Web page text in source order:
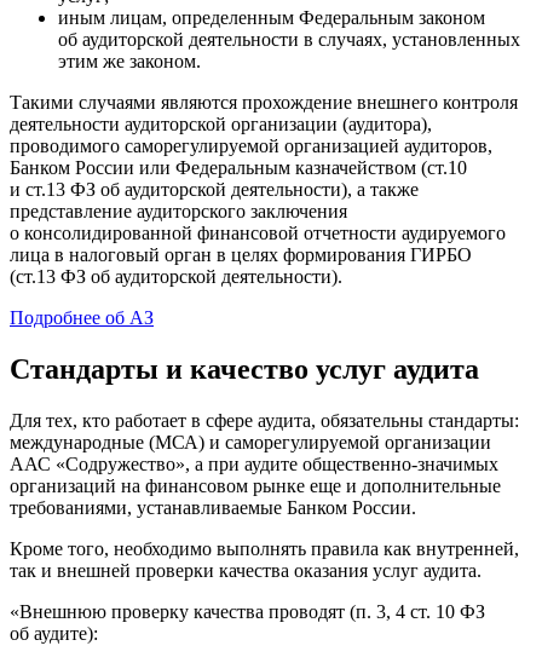
иным лицам, определенным Федеральным законом
об аудиторской деятельности в случаях, установленных
этим же законом.
Такими случаями являются прохождение внешнего контроля
деятельности аудиторской организации (аудитора),
проводимого саморегулируемой организацией аудиторов,
Банком России или Федеральным казначейством (ст.10
и ст.13 ФЗ об аудиторской деятельности), а также
представление аудиторского заключения
о консолидированной финансовой отчетности аудируемого
лица в налоговый орган в целях формирования ГИРБО
(ст.13 ФЗ об аудиторской деятельности).
Подробнее об АЗ
Стандарты и качество услуг аудита
Для тех, кто работает в сфере аудита, обязательны стандарты:
международные (МСА) и саморегулируемой организации
ААС «Содружество», а при аудите общественно-значимых
организаций на финансовом рынке еще и дополнительные
требованиями, устанавливаемые Банком России.
Кроме того, необходимо выполнять правила как внутренней,
так и внешней проверки качества оказания услуг аудита.
«Внешнюю проверку качества проводят (п. 3, 4 ст. 10 ФЗ
об аудите):